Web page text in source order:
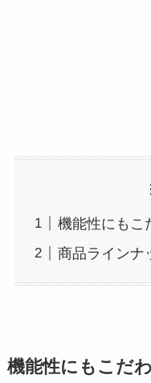
機能性にもこ
商品ラインナ
機能性にもこだ